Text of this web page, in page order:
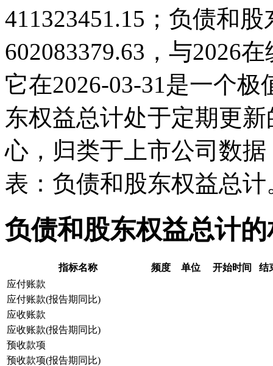
411323451.15；负债和
602083379.63，与2026
它在2026-03-31是一个
东权益总计处于定期更
心，归类于上市公司数
表：负债和股东权益总计
负债和股东权益总计
指标名称 频度 单位 开始时间
结
应付账款
应付账款(报告期同比)
应收账款
应收账款(报告期同比)
预收款项
预收款项(报告期同比)